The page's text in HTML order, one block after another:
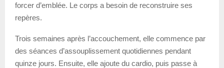
forcer d’emblée. Le corps a besoin de reconstruire ses
repères.
Trois semaines après l’accouchement, elle commence par
des séances d’assouplissement quotidiennes pendant
quinze jours. Ensuite, elle ajoute du cardio, puis passe à